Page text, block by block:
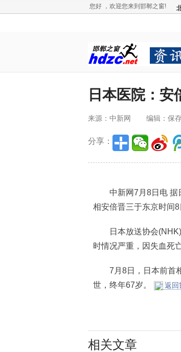
您好 ，欢迎您来到邯郸之窗!
日本医院：
来源：中新网 编辑：保
分享：
中新网7月8日电 据日
相安倍晋三于东京时间
日本放送协会(NHK)
时情况严重，因失血死亡
7月8日，日本前首相
世，终年67岁。
返回
相关文章